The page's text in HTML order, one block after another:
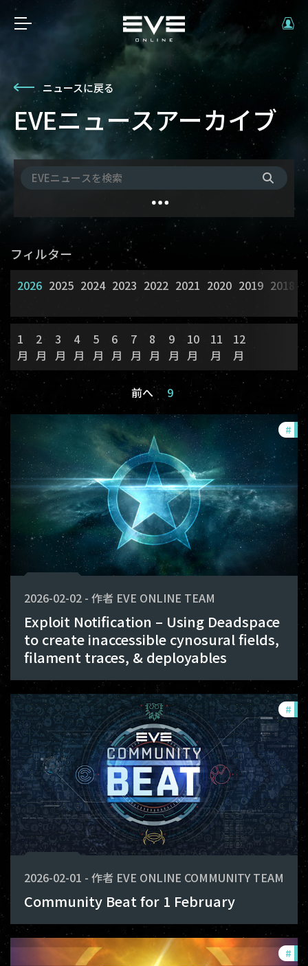
ニュースに戻る
EVEニュースアーカイブ
フィルター
2026 2025 2024 2023 2022 2021 2020 2019 2018
1
月
2
月
3
月
4
月
5
月
6
月
7
月
8
月
9
月
10
月
11
月
12
月
前へ 9
#
2026-02-02 - 作者 EVE ONLINE TEAM
Exploit Notification – Using Deadspace
to create inaccessible cynosural fields,
filament traces, & deployables
#
2026-02-01 - 作者 EVE ONLINE COMMUNITY TEAM
Community Beat for 1 February
#